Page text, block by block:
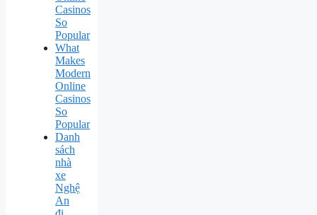
Casinos
So
Popular
What
Makes
Modern
Online
Casinos
So
Popular
Danh
sách
nhà
xe
Nghệ
An